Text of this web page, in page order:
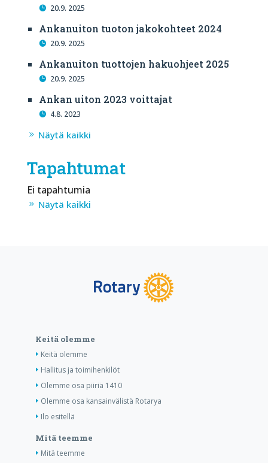
20.9. 2025
Ankanuiton tuoton jakokohteet 2024
20.9. 2025
Ankanuiton tuottojen hakuohjeet 2025
20.9. 2025
Ankan uiton 2023 voittajat
4.8. 2023
Näytä kaikki
Tapahtumat
Ei tapahtumia
Näytä kaikki
Keitä olemme
Keitä olemme
Hallitus ja toimihenkilöt
Olemme osa piiriä 1410
Olemme osa kansainvälistä Rotarya
Ilo esitellä
Mitä teemme
Mitä teemme